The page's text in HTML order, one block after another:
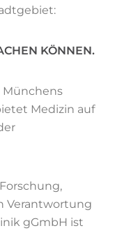
KÖNNEN.
Münchens
Medizin auf
Verantwortung
gGmbH ist